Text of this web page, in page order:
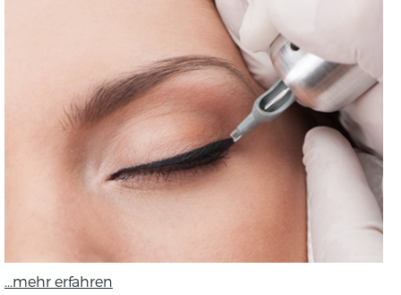
...mehr erfahren